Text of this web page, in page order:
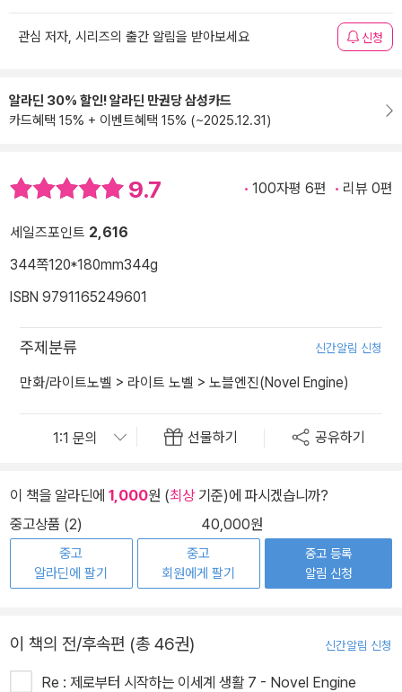
관심 저자, 시리즈의 출간 알림을 받아보세요 신청
알라딘 30% 할인! 알라딘 만권당 삼성카드
카드혜택 15% + 이벤트혜택 15% (~2025.12.31)
9.7 100자평 6편 리뷰 0편
세일즈포인트 2,616
344쪽120*180mm344g
ISBN 9791165249601
주제분류 신간알림 신청
만화/라이트노벨 > 라이트 노벨 > 노블엔진(Novel Engine)
선물하기 공유하기
이 책을 알라딘에 1,000원 (최상기준)에 파시겠습니까?
중고상품 (2)
40,000원
중고
알라딘에 팔기
중고
회원에게 팔기
중고 등록
알림 신청
이 책의 전/후속편 (총 46권) 신간알림 신청
Re : 제로부터 시작하는 이세계 생활 7 - Novel Engine